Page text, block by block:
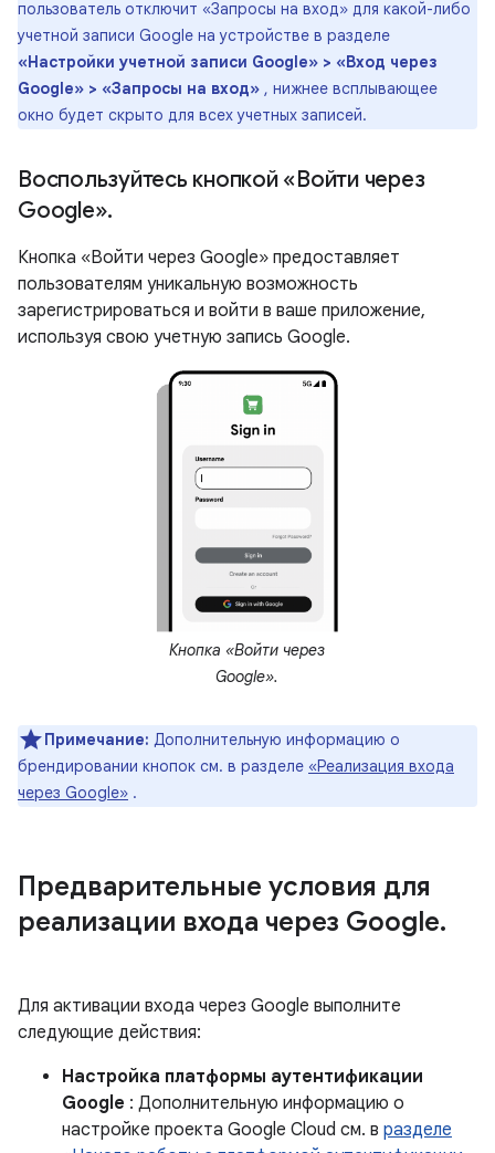
пользователь отключит «Запросы на вход» для какой-либо
учетной записи Google на устройстве в разделе
«Настройки учетной записи Google» > «Вход через
Google» > «Запросы на вход» , нижнее всплывающее
окно будет скрыто для всех учетных записей.
Воспользуйтесь кнопкой «Войти через
Google».
Кнопка «Войти через Google» предоставляет
пользователям уникальную возможность
зарегистрироваться и войти в ваше приложение,
используя свою учетную запись Google.
Кнопка «Войти через
Google».
Примечание: Дополнительную информацию о
брендировании кнопок см. в разделе «Реализация входа
через Google» .
Предварительные условия для
реализации входа через Google.
Для активации входа через Google выполните
следующие действия:
Настройка платформы аутентификации
Google : Дополнительную информацию о
настройке проекта Google Cloud см. в разделе